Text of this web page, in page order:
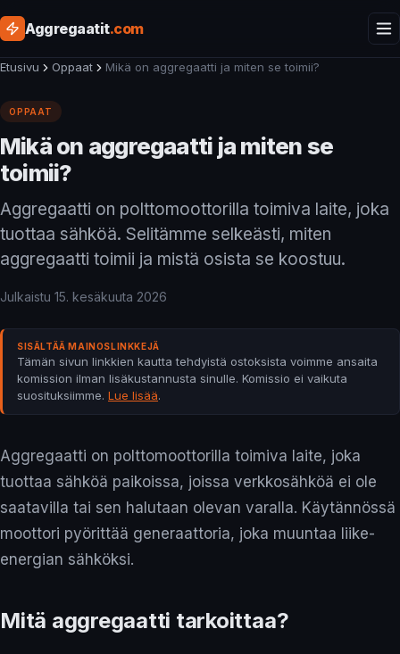
Aggregaatit.com
Etusivu Oppaat Mikä on aggregaatti ja miten se toimii?
OPPAAT
Mikä on aggregaatti ja miten se
toimii?
Aggregaatti on polttomoottorilla toimiva laite, joka
tuottaa sähköä. Selitämme selkeästi, miten
aggregaatti toimii ja mistä osista se koostuu.
Julkaistu 15. kesäkuuta 2026
SISÄLTÄÄ MAINOSLINKKEJÄ
Tämän sivun linkkien kautta tehdyistä ostoksista voimme ansaita
komission ilman lisäkustannusta sinulle. Komissio ei vaikuta
suosituksiimme. Lue lisää.
Aggregaatti on polttomoottorilla toimiva laite, joka
tuottaa sähköä paikoissa, joissa verkkosähköä ei ole
saatavilla tai sen halutaan olevan varalla. Käytännössä
moottori pyörittää generaattoria, joka muuntaa liike-
energian sähköksi.
Mitä aggregaatti tarkoittaa?